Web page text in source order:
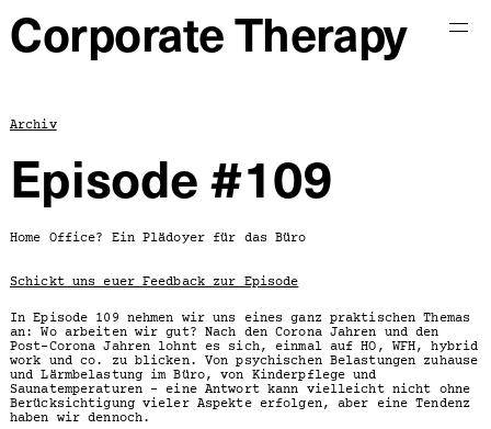
Start
Info
Impressum und
Datenschutz
Kontakt
Corporate Therapy
Archiv
Episode #109
Home Office? Ein Plädoyer für das Büro
Schickt uns euer Feedback zur Episode
In Episode 109 nehmen wir uns eines ganz praktischen Themas
an: Wo arbeiten wir gut? Nach den Corona Jahren und den
Post-Corona Jahren lohnt es sich, einmal auf HO, WFH, hybrid
work und co. zu blicken. Von psychischen Belastungen zuhause
und Lärmbelastung im Büro, von Kinderpflege und
Saunatemperaturen - eine Antwort kann vielleicht nicht ohne
Berücksichtigung vieler Aspekte erfolgen, aber eine Tendenz
haben wir dennoch.